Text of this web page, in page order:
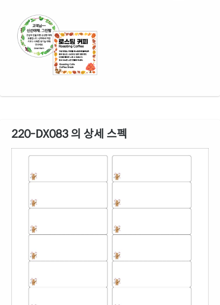
220-DX083 의 상세 스펙